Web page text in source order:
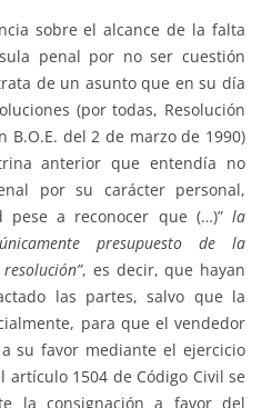
sobre el alcance de la falta
penal por no ser cuestión
de un asunto que en su día
(por todas, Resolución
B.O.E. del 2 de marzo de 1990)
anterior que entendía no
por su carácter personal,
pese a reconocer que (…)” la
presupuesto de la
, es decir, que hayan
las partes, salvo que la
para que el vendedor
su favor mediante el ejercicio
1504 de Código Civil se
la consignación a favor del